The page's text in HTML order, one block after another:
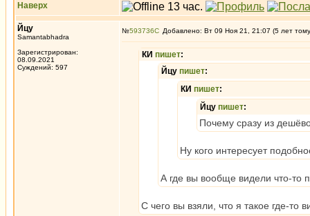
Наверх
Йцу
Samantabhadra
Зарегистрирован:
08.09.2021
Суждений: 597
№593736 Добавлено: Вт 09 Ноя 21, 21:07 (5 лет
КИ пишет:
Йцу пишет:
КИ пишет:
Йцу пишет:
Почему сразу из
Ну кого интересует
А где вы вообще видели что-то
С чего вы взяли, что я такое где-то